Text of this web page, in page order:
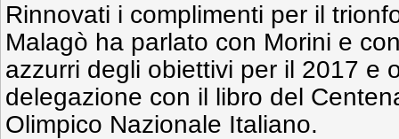
Rinnovati i complimenti per il
Malagò ha parlato con Morini e
azzurri degli obiettivi per il 2017 e
delegazione con il libro del
Olimpico Nazionale Italiano.